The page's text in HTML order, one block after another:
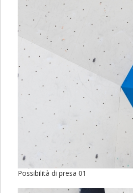
Possibilità di presa 01